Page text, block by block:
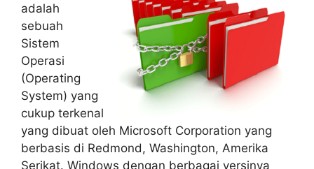
adalah
sebuah
Sistem
Operasi
(Operating
System) yang
cukup terkenal
yang dibuat oleh Microsoft Corporation yang
berbasis di Redmond, Washington, Amerika
Serikat. Windows dengan berbagai versinya